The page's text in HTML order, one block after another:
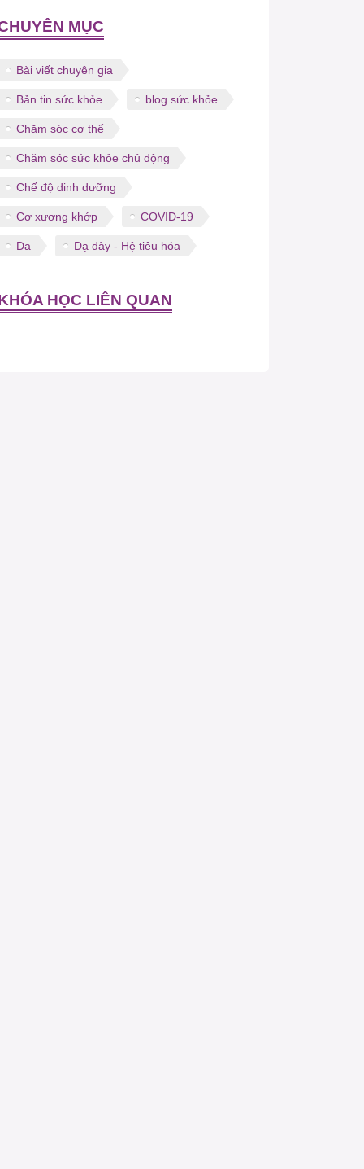
MỤC
Bài viết chuyên gia
Bản tin sức khỏe blog sức khỏe
Chăm sóc cơ thể
Chăm sóc sức khỏe chủ động
Chế độ dinh dưỡng
Cơ xương khớp COVID-19
Da Dạ dày - Hệ tiêu hóa
HỌC LIÊN QUAN